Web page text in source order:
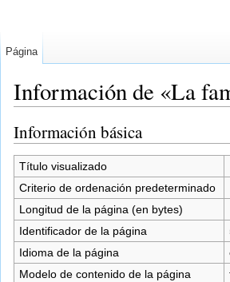
Información de «La
Información básica
Título visualizado
Criterio de ordenación predeterminado
Longitud de la página (en bytes)
Identificador de la página
Idioma de la página
Modelo de contenido de la página
Página